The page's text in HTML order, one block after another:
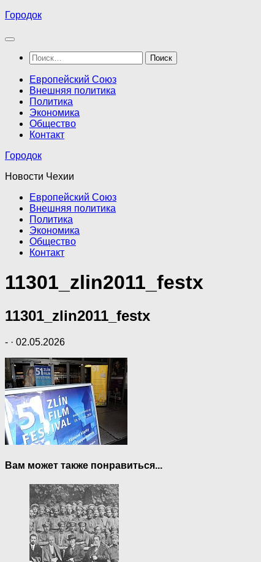
Перейти
содержимому
Городок
Найти:
Европейский Союз
Внешняя политика
Политика
Экономика
Общество
Контакт
Городок
Новости Чехии
Европейский Союз
Внешняя политика
Политика
Экономика
Общество
Контакт
11301_zlin2011_festx
11301_zlin2011_festx
- · 02.05.2026
Вам может также понравиться...